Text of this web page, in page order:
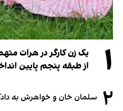
۱
یک زن کارگر در هرات
از طبقه پنجم پایین
۲ سلمان خان و خواهرش به